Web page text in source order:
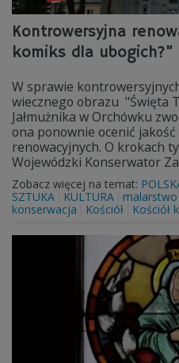
Kontrowersyjna
komiks dla ubogich?"
W sprawie
wiecznego obrazu "Święta
Jałmużnika w Orchówku
ona ponownie ocenić
renowacyjnych. O krokach
Wojewódzki Konserwator
Zobacz więcej na temat:
SZTUKA
KULTURA malarstwo
konserwacja
Kościół Kościół